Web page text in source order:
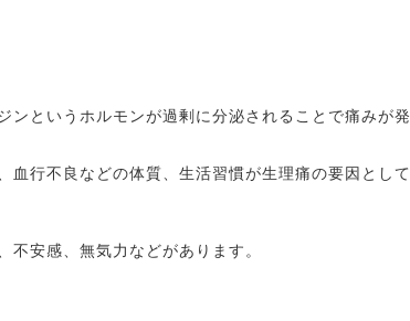
ンというホルモンが過剰に分泌されることで痛みが発
血行不良などの体質、生活習慣が生理痛の要因として
不安感、無気力などがあります。